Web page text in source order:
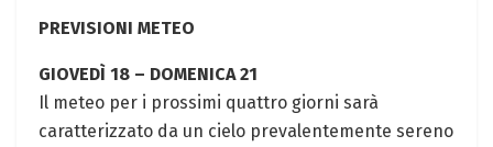
PREVISIONI METEO
GIOVEDÌ 18 – DOMENICA 21
Il meteo per i prossimi quattro giorni sarà
caratterizzato da un cielo prevalentemente sereno